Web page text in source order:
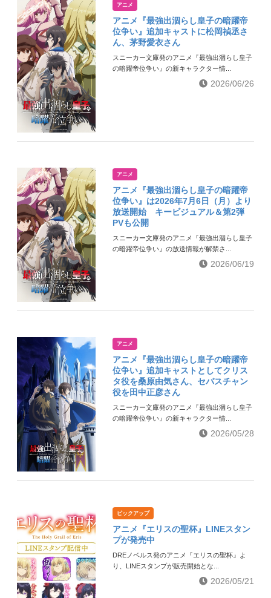
アニメ
アニメ『最強出涸らし皇子の暗躍帝
位争い』追加キャストに松岡禎丞さ
ん、茅野愛衣さん
スニーカー文庫発のアニメ『最強出涸らし皇子
の暗躍帝位争い』の新キャラクター情...
2026/06/26
アニメ
アニメ『最強出涸らし皇子の暗躍帝
位争い』は2026年7月6日（月）より
放送開始 キービジュアル＆第2弾
PVも公開
スニーカー文庫発のアニメ『最強出涸らし皇子
の暗躍帝位争い』の放送情報が解禁さ...
2026/06/19
アニメ
アニメ『最強出涸らし皇子の暗躍帝
位争い』追加キャストとしてクリス
タ役を桑原由気さん、セバスチャン
役を田中正彦さん
スニーカー文庫発のアニメ『最強出涸らし皇子
の暗躍帝位争い』の新キャラクター情...
2026/05/28
ピックアップ
アニメ『エリスの聖杯』LINEスタン
プが発売中
DREノベルス発のアニメ『エリスの聖杯』よ
り、LINEスタンプが販売開始とな...
2026/05/21